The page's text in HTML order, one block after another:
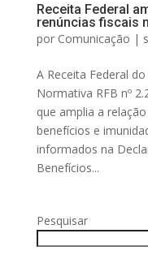
Receita Federal
renúncias fiscais
por Comunicação |
A Receita Federal
Normativa RFB nº
que amplia a
benefícios e
informados na
Benefícios...
Pesquisar